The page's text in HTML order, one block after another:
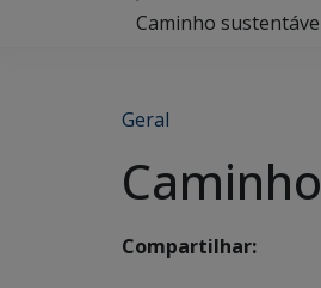
Caminho
Geral
Compartilhar: